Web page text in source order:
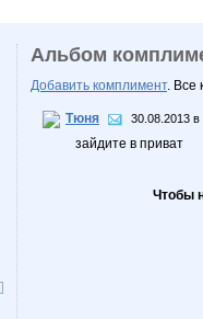
Альбом
Добавить комплимент. Все
Тюня 30.08.2013 в
зайдите в приват
Чтобы